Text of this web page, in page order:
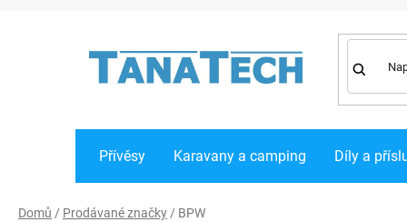
Přívěsy Karavany a camping Díly a
Domů / Prodávané značky / BPW